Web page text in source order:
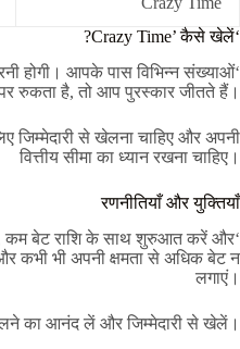
‘Crazy Time’ कैसे खेलें?
होगी। आपके पास विभिन्न संख्याओं
रुकता है, तो आप पुरस्कार जीतते हैं।
जिम्मेदारी से खेलना चाहिए और अपनी
वित्तीय सीमा का ध्यान रखना चाहिए।
रणनीतियाँ और युक्तियाँ
कम बेट राशि के साथ शुरुआत करें और
कभी भी अपनी क्षमता से अधिक बेट न
लगाएं।
का आनंद लें और जिम्मेदारी से खेलें।